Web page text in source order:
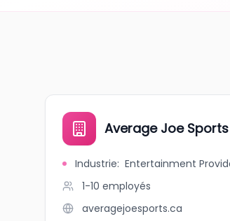
Average Joe
Industrie: Entertainment
1-10 employés
averagejoesports.ca